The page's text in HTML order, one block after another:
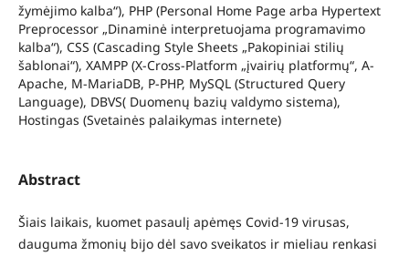
žymėjimo kalba“), PHP (Personal Home Page arba Hypertext
Preprocessor „Dinaminė interpretuojama programavimo
kalba“), CSS (Cascading Style Sheets „Pakopiniai stilių
šablonai“), XAMPP (X-Cross-Platform „įvairių platformų“, A-
Apache, M-MariaDB, P-PHP, MySQL (Structured Query
Language), DBVS( Duomenų bazių valdymo sistema),
Hostingas (Svetainės palaikymas internete)
Abstract
Šiais laikais, kuomet pasaulį apėmęs Covid-19 virusas,
dauguma žmonių bijo dėl savo sveikatos ir mieliau renkasi